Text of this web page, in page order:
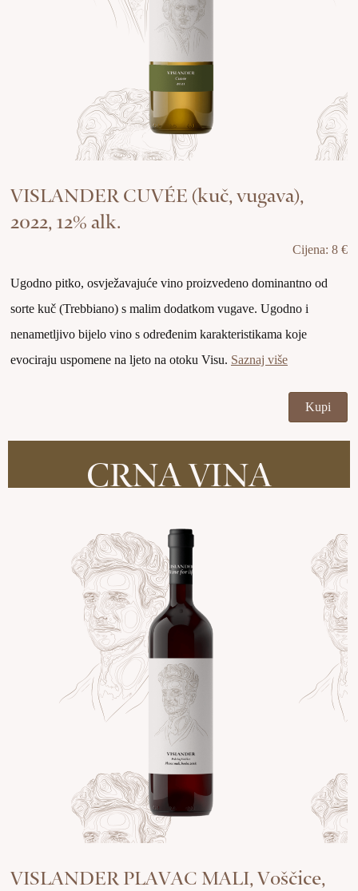
VISLANDER CUVÉE (kuč, vugava),
2022, 12% alk.
Cijena: 8 €
Ugodno pitko, osvježavajuće vino proizvedeno dominantno od
sorte kuč (Trebbiano) s malim dodatkom vugave. Ugodno i
nenametljivo bijelo vino s određenim karakteristikama koje
evociraju uspomene na ljeto na otoku Visu. Saznaj više
Kupi
CRNA VINA
VISLANDER PLAVAC MALI, Voščice,